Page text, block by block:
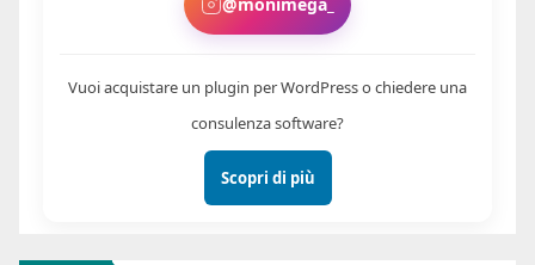
Vuoi acquistare un plugin per WordPress o chiedere una
consulenza software?
Scopri di più